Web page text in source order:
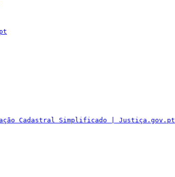
Cadastral Simplificado | Justiça.gov.pt